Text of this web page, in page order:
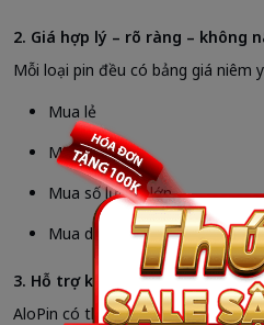
2. Giá hợp lý – rõ ràng – không
Mỗi loại pin đều có bảng giá niêm
Mua lẻ
Mua combo
Mua số lượng lớn
Mua dành cho cửa hàng–thợ
3. Hỗ trợ kiểm tra pin tận nơi
AloPin có thể hỗ trợ: